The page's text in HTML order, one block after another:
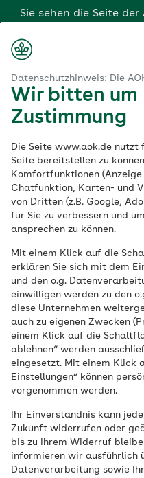
Datenschutzhinweis: Die
Wir bitten um
Zustimmung
Die Seite www.aok.de
Seite bereitstellen zu
Komfortfunktionen
Chatfunktion, Karten- und
von Dritten (z.B. Google,
für Sie zu verbessern und
ansprechen zu können.
Mit einem Klick auf die
erklären Sie sich mit dem
und den o.g.
einwilligen werden zu den
diese Unternehmen
auch zu eigenen Zwecken
einem Klick auf die
ablehnen“ werden
eingesetzt. Mit einem Klick
Einstellungen“ können
vorgenommen werden.
Ihr Einverständnis kann
Zukunft widerrufen oder
bis zu Ihrem Widerruf
informieren wir ausführlich
Datenverarbeitung sowie
Zum
Hauptinhalt
springen
Sie sehen die Seite der
Klicken Sie hier, wenn
wechseln möchten.
AOK
für die
Die AOK Bremen/
Ausbildung. Die
können Sie hier
Wie wird
Schau dir hier unsere
Passende